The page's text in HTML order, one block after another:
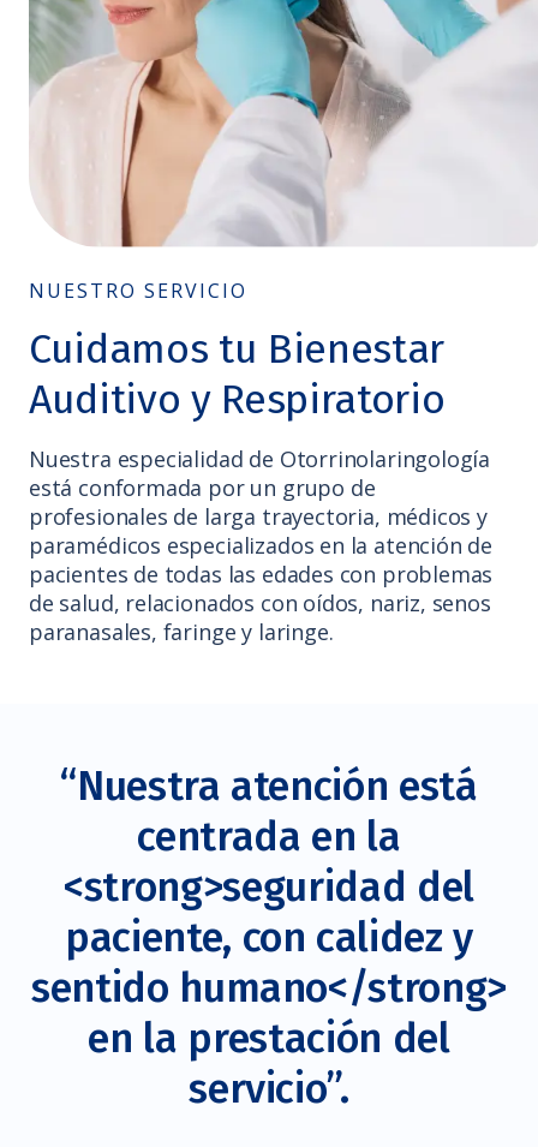
NUESTRO SERVICIO
Cuidamos tu Bienestar
Auditivo y Respiratorio
Nuestra especialidad de Otorrinolaringología
está conformada por un grupo de
profesionales de larga trayectoria, médicos y
paramédicos especializados en la atención de
pacientes de todas las edades con problemas
de salud, relacionados con oídos, nariz, senos
paranasales, faringe y laringe.
“Nuestra atención está
centrada en la
<strong>seguridad del
paciente, con calidez y
sentido humano</strong>
en la prestación del
servicio”.